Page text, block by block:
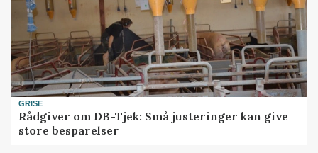
GRISE
Rådgiver om DB-Tjek: Små justeringer kan give
store besparelser